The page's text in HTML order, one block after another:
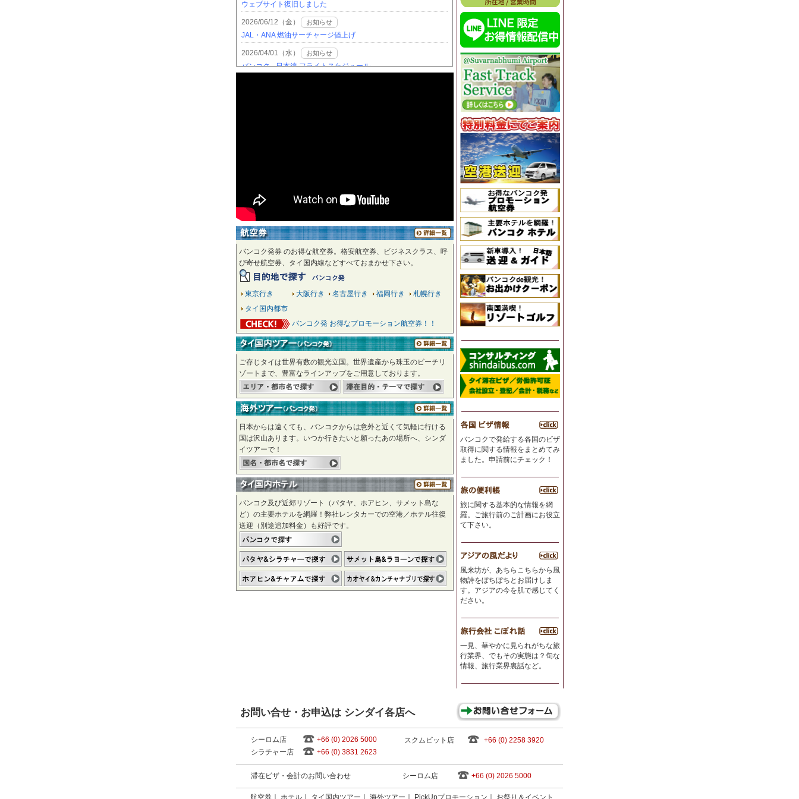
バンコク発券 のお得な航空券。格安航空券、ビジネスクラス、呼
び寄せ航空券、タイ国内線などすべておまかせ下さい。
東京行き 大阪行き 名古屋行き 福岡行き
札幌行き
タイ国内都市
バンコク発 お得なプロモーション航空券！！
ご存じタイは世界有数の観光立国。世界遺産から珠玉のビーチリ
ゾートまで、豊富なラインアップをご用意しております。
日本からは遠くても、バンコクからは意外と近くて気軽に行ける
国は沢山あります。いつか行きたいと願ったあの場所へ、シンダ
イツアーで！
バンコク及び近郊リゾート（パタヤ、ホアヒン、サメット島な
ど）の主要ホテルを網羅！弊社レンタカーでの空港／ホテル往復
送迎（別途追加料金）も好評です。
バンコクで発給する各国のビザ
取得に関する情報をまとめてみ
ました。申請前にチェック！
旅に関する基本的な情報を網
羅。ご旅行前のご計画にお役立
て下さい。
風来坊が、あちらこちらから風
物詩をぼちぼちとお届けしま
す。アジアの今を肌で感じてく
ださい。
一見、華やかに見られがちな旅
行業界、でもその実態は？旬な
情報、旅行業界裏話など。
お問い合せ・お申込は シンダイ各店へ
シーロム店
+66 (0) 2026 5000
シラチャー店
+66 (0) 3831 2623
スクムビット店 +66 (0) 2258 3920
滞在ビザ・会計のお問い合わせ シーロム店 +66 (0) 2026 5000
航空券 ホテル タイ国内ツアー 海外ツアー PickUpプロモーション お祭り＆イベント